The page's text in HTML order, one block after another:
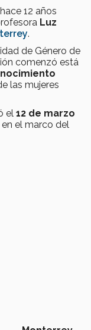
12 años
Luz
.
de Género de
comenzó está
las mujeres
el 12 de marzo
en el marco del